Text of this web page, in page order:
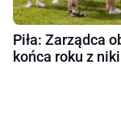
Piła: Zarządca
końca roku z